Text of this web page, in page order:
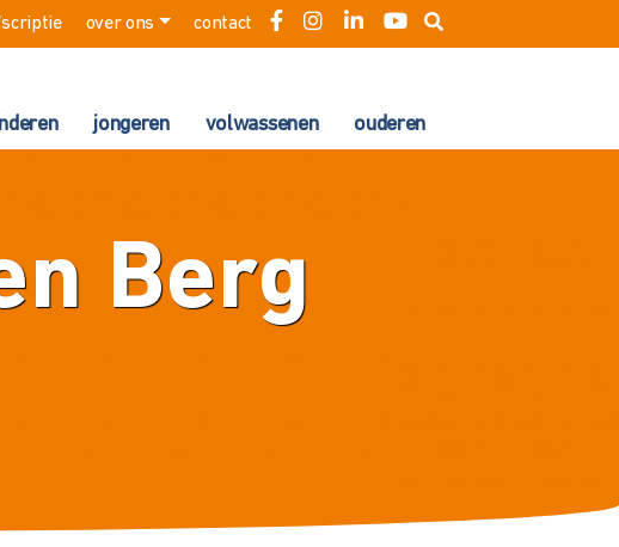
over ons contact
jongeren volwassenen ouderen
Berg